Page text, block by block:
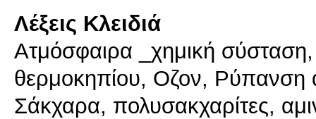
Λέξεις Κλειδιά
Ατμόσφαιρα _χημική σύσταση,
θερμοκηπίου, Οζον, Ρύπανση
Σάκχαρα, πολυσακχαρίτες,